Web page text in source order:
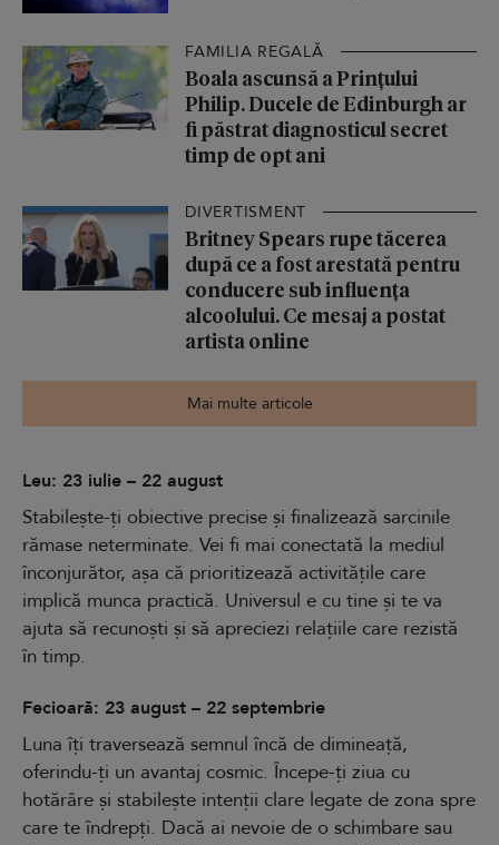
FAMILIA REGALĂ
Boala ascunsă a Prințului
Philip. Ducele de Edinburgh ar
fi păstrat diagnosticul secret
timp de opt ani
DIVERTISMENT
Britney Spears rupe tăcerea
după ce a fost arestată pentru
conducere sub influența
alcoolului. Ce mesaj a postat
artista online
Mai multe articole
Leu: 23 iulie – 22 august
Stabilește-ți obiective precise și finalizează sarcinile
rămase neterminate. Vei fi mai conectată la mediul
înconjurător, așa că prioritizează activitățile care
implică munca practică. Universul e cu tine și te va
ajuta să recunoști și să apreciezi relațiile care rezistă
în timp.
Fecioară: 23 august – 22 septembrie
Luna îți traversează semnul încă de dimineață,
oferindu-ți un avantaj cosmic. Începe-ți ziua cu
hotărâre și stabilește intenții clare legate de zona spre
care te îndrepți. Dacă ai nevoie de o schimbare sau